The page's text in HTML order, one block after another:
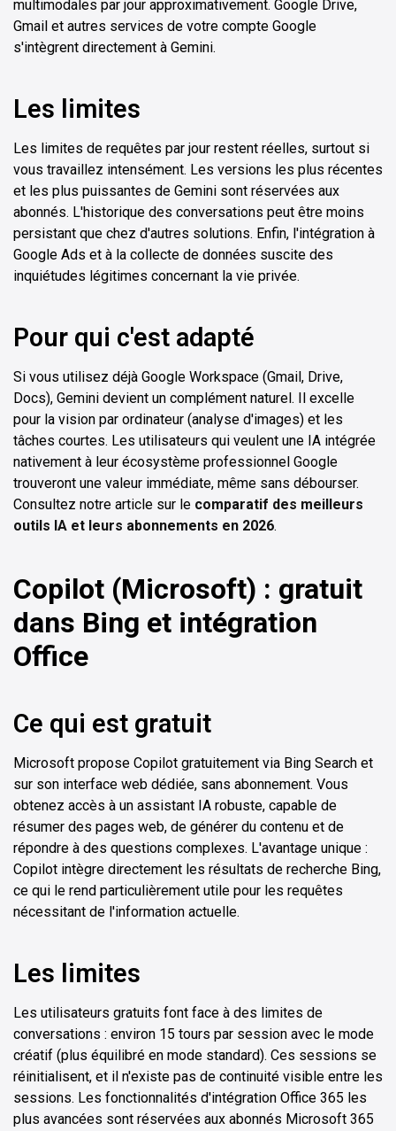
multimodales par jour approximativement. Google Drive,
Gmail et autres services de votre compte Google
s'intègrent directement à Gemini.
Les limites
Les limites de requêtes par jour restent réelles, surtout si
vous travaillez intensément. Les versions les plus récentes
et les plus puissantes de Gemini sont réservées aux
abonnés. L'historique des conversations peut être moins
persistant que chez d'autres solutions. Enfin, l'intégration à
Google Ads et à la collecte de données suscite des
inquiétudes légitimes concernant la vie privée.
Pour qui c'est adapté
Si vous utilisez déjà Google Workspace (Gmail, Drive,
Docs), Gemini devient un complément naturel. Il excelle
pour la vision par ordinateur (analyse d'images) et les
tâches courtes. Les utilisateurs qui veulent une IA intégrée
nativement à leur écosystème professionnel Google
trouveront une valeur immédiate, même sans débourser.
Consultez notre article sur le comparatif des meilleurs
outils IA et leurs abonnements en 2026.
Copilot (Microsoft) : gratuit
dans Bing et intégration
Office
Ce qui est gratuit
Microsoft propose Copilot gratuitement via Bing Search et
sur son interface web dédiée, sans abonnement. Vous
obtenez accès à un assistant IA robuste, capable de
résumer des pages web, de générer du contenu et de
répondre à des questions complexes. L'avantage unique :
Copilot intègre directement les résultats de recherche Bing,
ce qui le rend particulièrement utile pour les requêtes
nécessitant de l'information actuelle.
Les limites
Les utilisateurs gratuits font face à des limites de
conversations : environ 15 tours par session avec le mode
créatif (plus équilibré en mode standard). Ces sessions se
réinitialisent, et il n'existe pas de continuité visible entre les
sessions. Les fonctionnalités d'intégration Office 365 les
plus avancées sont réservées aux abonnés Microsoft 365